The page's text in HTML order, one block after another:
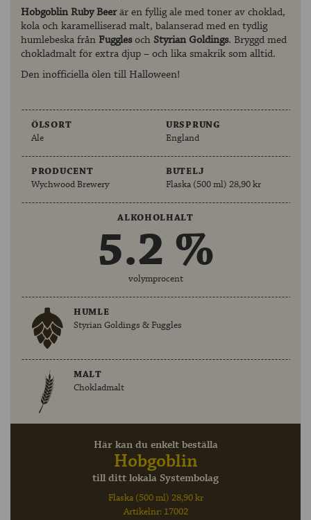
Hobgoblin Ruby Beerär en fyllig ale med toner av choklad,
kola och karamelliserad malt, balanserad med en tydlig
humlebeska frånFugglesochStyrian Goldings. Bryggd med
chokladmalt för extra djup – och lika smakrik som alltid.
Den inofficiella ölen till Halloween!
ÖLSORT
Ale
URSPRUNG
England
PRODUCENT
Wychwood Brewery
BUTELJ
Flaska (500 ml) 28,90 kr
ALKOHOLHALT
5.2 %
volymprocent
HUMLE
Styrian Goldings & Fuggles
MALT
Chokladmalt
Här kan du enkelt beställa
Hobgoblin
till ditt lokala Systembolag
Flaska (500 ml) 28,90 kr
Artikelnr: 17002